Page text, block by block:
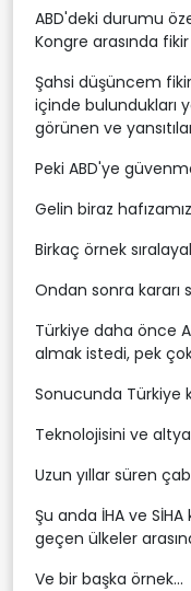
ABD'deki durumu
Kongre arasında fikir
Şahsi düşüncem fikir
içinde bulundukları
görünen ve
Peki ABD'ye
Gelin biraz
Birkaç örnek
Ondan sonra kararı
Türkiye daha önce
almak istedi, pek çok
Sonucunda Türkiye
Teknolojisini ve
Uzun yıllar süren
Şu anda İHA ve
geçen ülkeler
Ve bir başka örnek...